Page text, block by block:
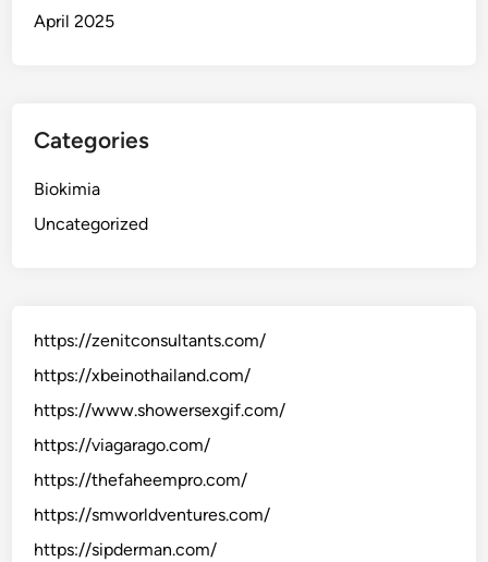
April 2025
Categories
Biokimia
Uncategorized
https://zenitconsultants.com/
https://xbeinothailand.com/
https://www.showersexgif.com/
https://viagarago.com/
https://thefaheempro.com/
https://smworldventures.com/
https://sipderman.com/